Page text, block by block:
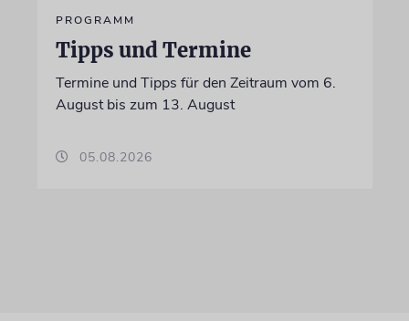
PROGRAMM
Tipps und Termine
Termine und Tipps für den Zeitraum vom 6.
August bis zum 13. August
05.08.2026